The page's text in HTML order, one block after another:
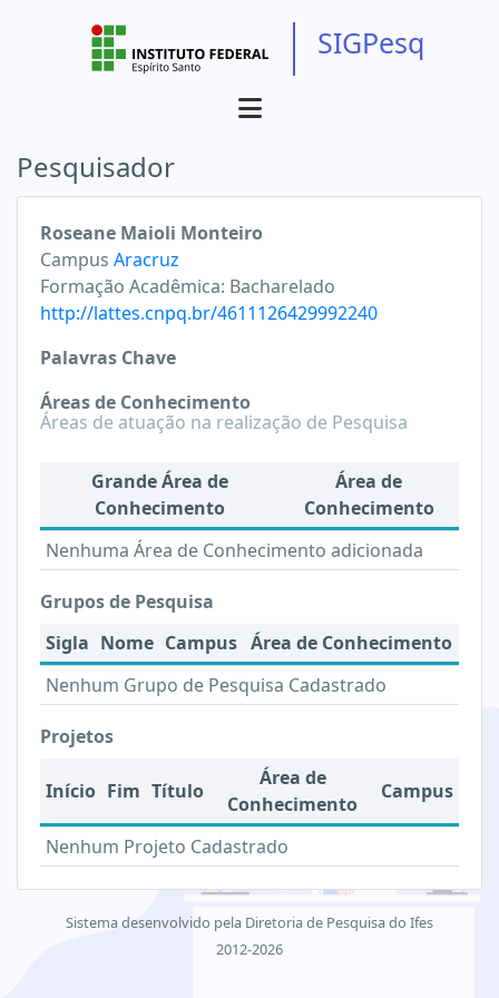
SIGPesq
Pesquisador
Roseane Maioli Monteiro
Campus Aracruz
Formação Acadêmica: Bacharelado
http://lattes.cnpq.br/4611126429992240
Palavras Chave
Áreas de Conhecimento
Áreas de atuação na realização de Pesquisa
Grande Área de
Conhecimento
Área de
Conhecimento
Nenhuma Área de Conhecimento adicionada
Grupos de Pesquisa
Sigla Nome Campus Área de Conhecimento
Nenhum Grupo de Pesquisa Cadastrado
Projetos
Início Fim Título
Área de
Conhecimento
Campus
Nenhum Projeto Cadastrado
Sistema desenvolvido pela Diretoria de Pesquisa do Ifes
2012-2026